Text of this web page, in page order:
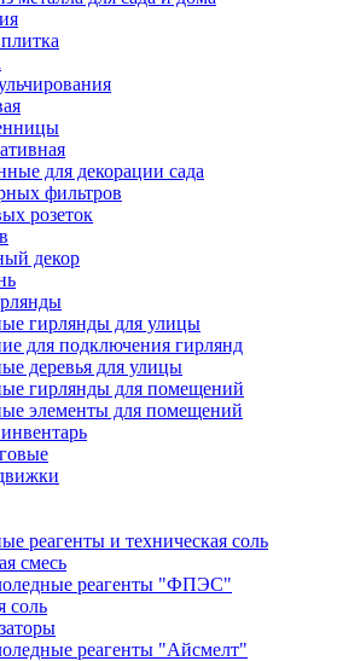
для декорации сада
фильтров
розеток
декор
гирлянды для улицы
для подключения гирлянд
деревья для улицы
гирлянды для помещений
элементы для помещений
реагенты и техническая соль
смесь
реагенты "ФПЭС"
соль
реагенты "Айсмелт"